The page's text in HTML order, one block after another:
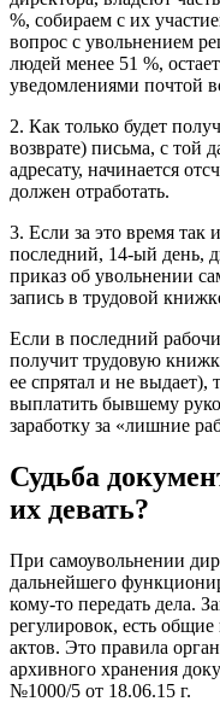
%, собираем с их
вопрос с увольнением
людей менее 51 %,
уведомлениями почтой
2. Как только будет
возврате) письма, с той
адресату, начинается
должен отработать.
3. Если за это время так
последний, 14-ый день,
приказ об увольнении
запись в трудовой
Если в последний
получит трудовую
ее спрятал и не выдает),
выплатить бывшему
заработку за «лишние
Судьба
их девать?
При самоувольнении
дальнейшего
кому-то передать дела.
регулировок, есть
актов. Это правила
архивного хранения
№1000/5 от 18.06.15 г.